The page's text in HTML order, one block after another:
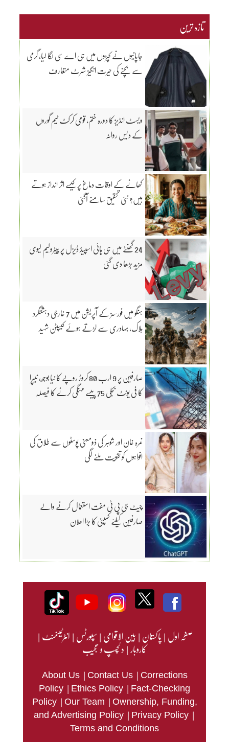
تازہ ترین
جاپانیوں نے کپڑوں میں ہی اے سی لگا لیا، گرمی
سے بچنے کی حیرت انگیز شرٹ متعارف
ویسٹ انڈیز کا دورہ ختم، قومی کرکٹ ٹیم گوروں
کے دیس روانہ
کھانے کے اوقات دماغ پر کیسے اثر انداز ہوتے
ہیں؟ نئی تحقیق سامنے آگئی
24 گھنٹے میں ہی ہائی اسپیڈ ڈیزل پر پیٹرولیم لیوی
مزید بڑھا دی گئی
ہنگو میں فورسز کے آپریشن میں 7 خارجی دہشتگرد
ہلاک، بہادری سے لڑتے ہوئے کیپٹن شہید
صارفین پر 9 ارب 80 کروڑ روپے کا نیا بوجھ، نیپرا
کا فی یونٹ بجلی 75 پیسے مہنگی کرنے کا فیصلہ
نمرہ خان اور شوہر کی ذومعنی پوسٹوں سے طلاق کی
افواہوں کو تقویت ملنے لگی
چیٹ جی پی ٹی مفت استعمال کرنے والے
صارفین کیلئے کمپنی کا بڑا اعلان
صفحہ اول|پاکستان|بین الاقوامی|سپورٹس|انٹرٹینمنٹ|
کاروبار|دلچسپ و عجیب
About Us | Contact Us | Corrections
Policy | Ethics Policy | Fact-Checking
Policy | Our Team | Ownership, Funding,
and Advertising Policy | Privacy Policy |
Terms and Conditions